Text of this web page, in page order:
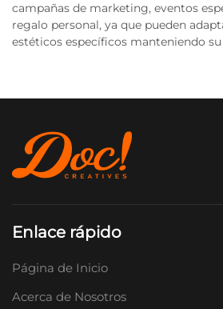
campañas de marketing, eventos
regalo personal, ya que pueden
estéticos específicos manteniendo
Enlace rápido
Página de Inicio
Acerca de Nosotros